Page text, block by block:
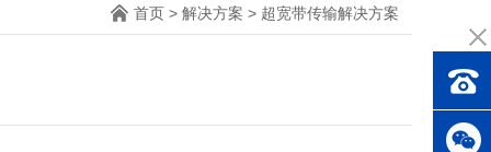
首页 > 解决方案 > 超宽带传输解决方案